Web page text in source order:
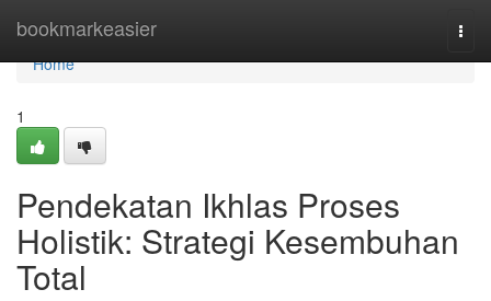
bookmarkeasier
Home
Home
1
Pendekatan Ikhlas Proses
Holistik: Strategi Kesembuhan
Total